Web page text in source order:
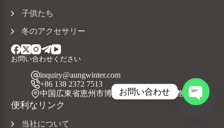
お問い合わせください
inquiry@aungwinter.com
+86 138 2372 7513
中国広東省恵州市博羅県元洲鎮上興五路
便利なリンク
当社について
子供たち
冬のアクセサリー
お問い合わせ